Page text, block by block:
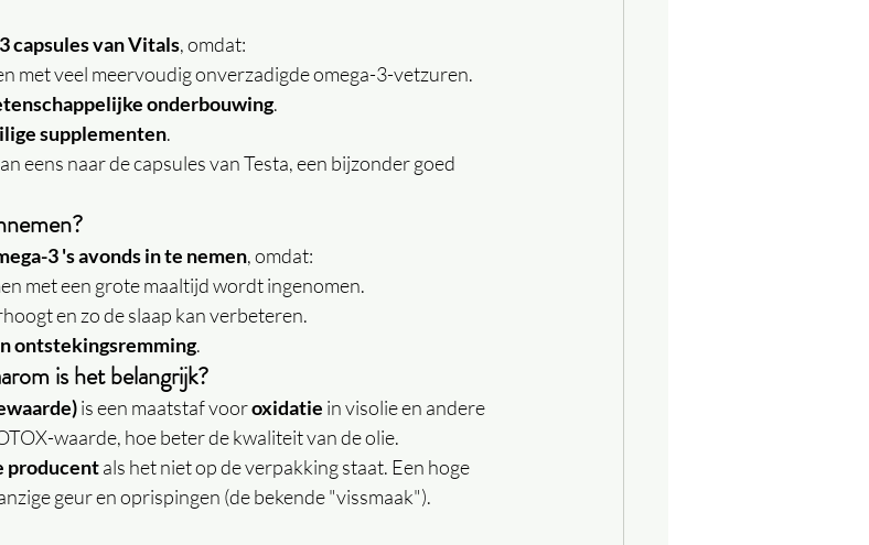
capsules van Vitals, omdat:
met veel meervoudig onverzadigde omega-3-vetzuren.
onderbouwing.
supplementen.
eens naar de capsules van Testa, een bijzonder goed
3 's avonds in te nemen, omdat:
met een grote maaltijd wordt ingenomen.
en zo de slaap kan verbeteren.
ontstekingsremming.
is het belangrijk?
is een maatstaf voor oxidatie in visolie en andere
waarde, hoe beter de kwaliteit van de olie.
producent als het niet op de verpakking staat. Een hoge
geur en oprispingen (de bekende "vissmaak").